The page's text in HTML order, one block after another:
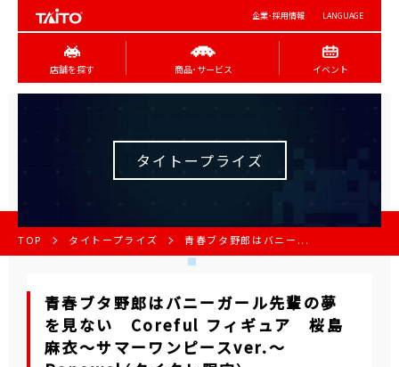
企業･採用情報 LANGUAGE
店舗を探す 商品･サービス イベント
タイトープライズ
TOP タイトープライズ 青春ブタ野郎はバニー...
青春ブタ野郎はバニーガール先輩の夢
を見ない Coreful フィギュア 桜島
麻衣～サマーワンピースver.～